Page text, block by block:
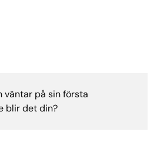
väntar på sin första
blir det din?